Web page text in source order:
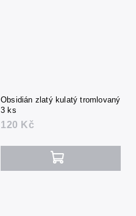
Obsidián zlatý kulatý tromlovaný
3 ks
120 Kč